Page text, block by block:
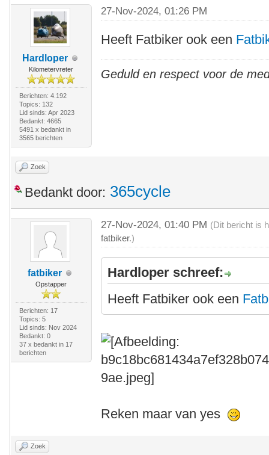
Hardloper
Kilometervreter
Berichten: 4.192
Topics: 132
Lid sinds: Apr 2023
Bedankt: 4665
5491 x bedankt in
3565 berichten
27-Nov-2024, 01:26 PM
Heeft Fatbiker ook een
Geduld en respect voor de
Zoek
Bedankt door: 365cycle
fatbiker
Opstapper
Berichten: 17
Topics: 5
Lid sinds: Nov 2024
Bedankt: 0
37 x bedankt in 17
berichten
27-Nov-2024, 01:40 PM (Dit bericht is
fatbiker.)
Hardloper schreef:
Heeft Fatbiker ook een
Reken maar van yes
Zoek